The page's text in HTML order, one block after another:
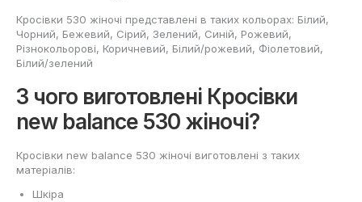
Кросівки 530 жіночі представлені в таких кольорах: Білий,
Чорний, Бежевий, Сірий, Зелений, Cиній, Рожевий,
Різнокольорові, Коричневий, Білий/рожевий, Фіолетовий,
Білий/зелений
З чого виготовлені Кросівки
new balance 530 жіночі?
Кросівки new balance 530 жіночі виготовлені з таких
матеріалів:
Шкіра